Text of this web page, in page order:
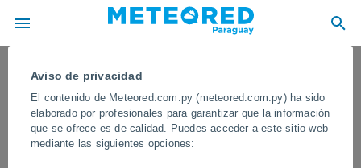
Aviso de privacidad
El contenido de Meteored.com.py (meteored.com.py) ha sido
elaborado por profesionales para garantizar que la información
que se ofrece es de calidad. Puedes acceder a este sitio web
mediante las siguientes opciones: